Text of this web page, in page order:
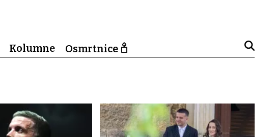
Kolumne Osmrtnice